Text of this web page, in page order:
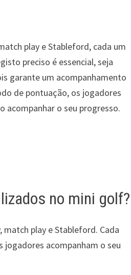
play e Stableford, cada um
preciso é essencial, seja
garante um acompanhamento
de pontuação, os jogadores
acompanhar o seu progresso.
no mini golf?
play e Stableford. Cada
acompanham o seu